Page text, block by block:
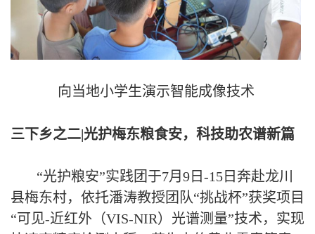
向当地小学生演示智能成像技术
三下乡之二|光护梅东粮食安，科技助农谱新篇
“光护粮安”实践团 于7月9日-15日奔赴龙川
县梅东村， 依托潘涛教授团队“挑战杯”获奖项目
“可见-近红外（VIS-NIR）光谱测量”技术，实现